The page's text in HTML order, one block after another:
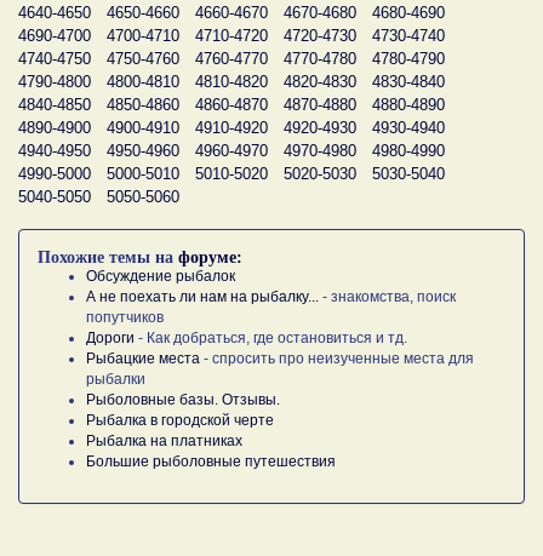
4640-4650
4650-4660 4660-4670 4670-4680
4680-4690
4690-4700
4700-4710 4710-4720 4720-4730
4730-4740
4740-4750
4750-4760 4760-4770 4770-4780
4780-4790
4790-4800
4800-4810 4810-4820 4820-4830
4830-4840
4840-4850
4850-4860 4860-4870 4870-4880
4880-4890
4890-4900
4900-4910 4910-4920 4920-4930
4930-4940
4940-4950
4950-4960 4960-4970 4970-4980
4980-4990
4990-5000
5000-5010 5010-5020 5020-5030
5030-5040
5040-5050
5050-5060
Похожие темы на форуме:
Обсуждение рыбалок
А не поехать ли нам на рыбалку...
- знакомства, поиск
попутчиков
Дороги - Как добраться, где остановиться и тд.
Рыбацкие места - спросить про неизученные места для
рыбалки
Рыболовные базы. Отзывы.
Рыбалка в городской черте
Рыбалка на платниках
Большие рыболовные путешествия